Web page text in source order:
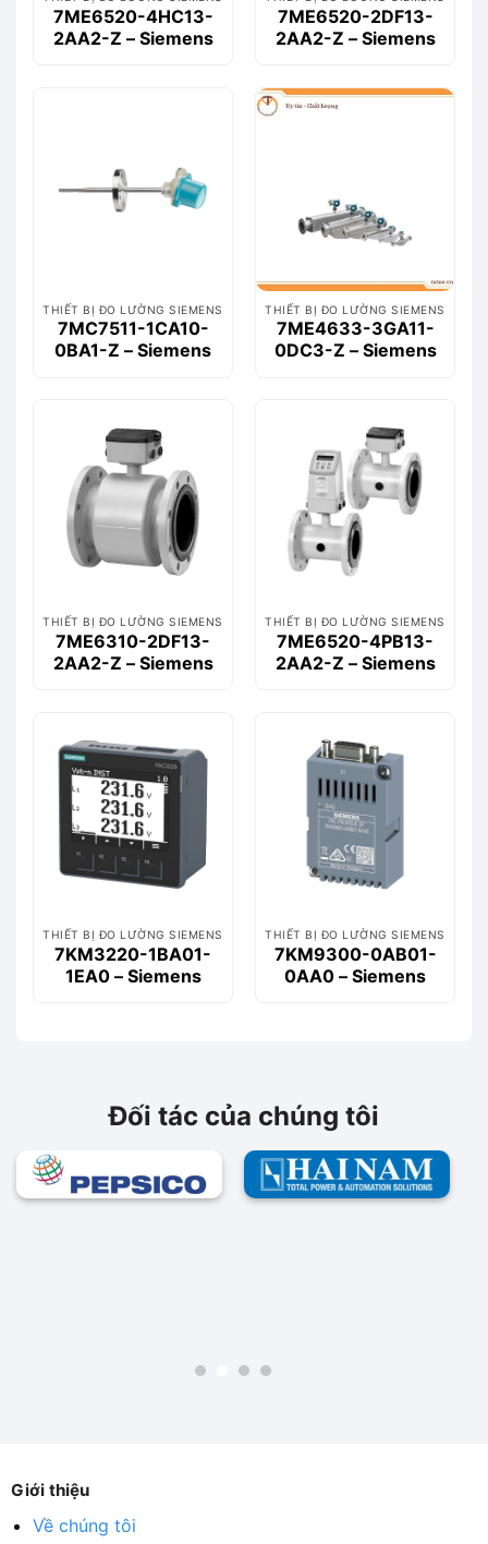
7ME6520-4HC13-
2AA2-Z – Siemens
7ME6520-2DF13-
2AA2-Z – Siemens
THIẾT BỊ ĐO LƯỜNG SIEMENS
7MC7511-1CA10-
0BA1-Z – Siemens
THIẾT BỊ ĐO LƯỜNG SIEMENS
7ME4633-3GA11-
0DC3-Z – Siemens
THIẾT BỊ ĐO LƯỜNG SIEMENS
7ME6310-2DF13-
2AA2-Z – Siemens
THIẾT BỊ ĐO LƯỜNG SIEMENS
7ME6520-4PB13-
2AA2-Z – Siemens
THIẾT BỊ ĐO LƯỜNG SIEMENS
7KM3220-1BA01-
1EA0 – Siemens
THIẾT BỊ ĐO LƯỜNG SIEMENS
7KM9300-0AB01-
0AA0 – Siemens
Đối tác của chúng tôi
Giới thiệu
Về chúng tôi